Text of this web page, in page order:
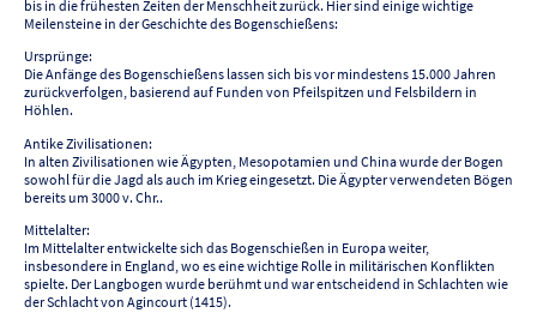
bis in die frühesten Zeiten der Menschheit zurück. Hier sind einige wichtige
Meilensteine in der Geschichte des Bogenschießens:
Ursprünge:
Die Anfänge des Bogenschießens lassen sich bis vor mindestens 15.000 Jahren
zurückverfolgen, basierend auf Funden von Pfeilspitzen und Felsbildern in
Höhlen.
Antike Zivilisationen:
In alten Zivilisationen wie Ägypten, Mesopotamien und China wurde der Bogen
sowohl für die Jagd als auch im Krieg eingesetzt. Die Ägypter verwendeten Bögen
bereits um 3000 v. Chr..
Mittelalter:
Im Mittelalter entwickelte sich das Bogenschießen in Europa weiter,
insbesondere in England, wo es eine wichtige Rolle in militärischen Konflikten
spielte. Der Langbogen wurde berühmt und war entscheidend in Schlachten wie
der Schlacht von Agincourt (1415).